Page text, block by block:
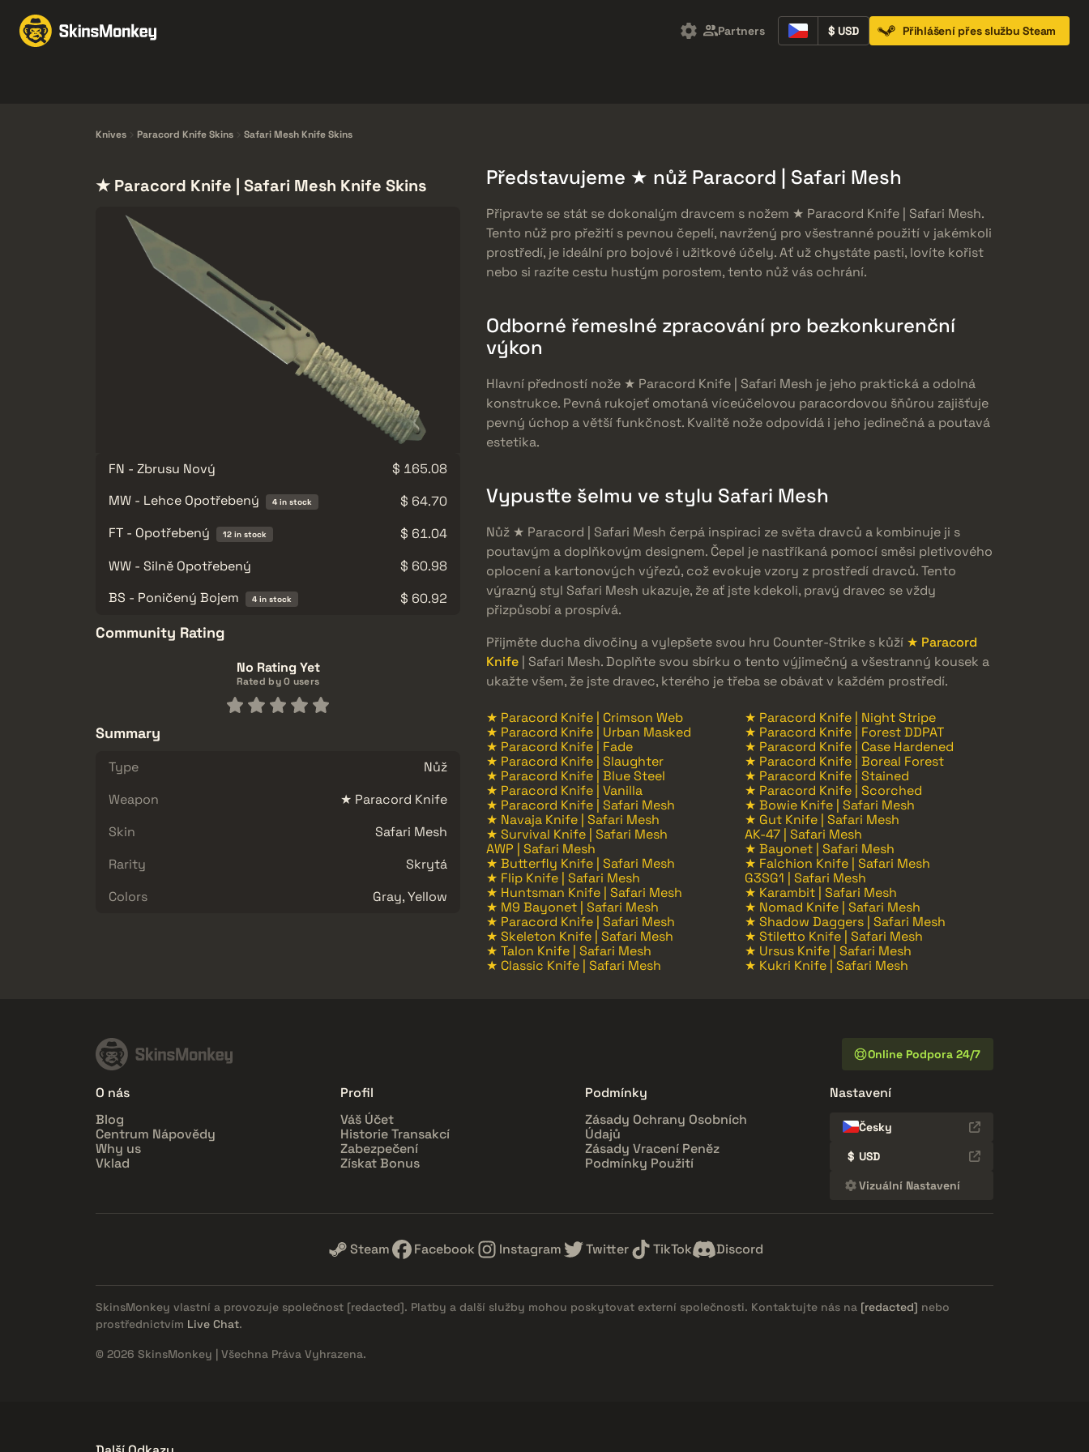
Více Partners $ USD Přihlášení přes službu Steam
Knives Paracord Knife Skins Safari Mesh Knife Skins
★ Paracord Knife | Safari Mesh Knife Skins
FN - Zbrusu Nový
$ 165.08
MW - Lehce Opotřebený
4 in stock
$ 64.70
FT - Opotřebený
12 in stock
$ 61.04
WW - Silně Opotřebený
$ 60.98
BS - Poničený Bojem
4 in stock $ 60.92
Community Rating
No Rating Yet
Rated by 0 users
Summary
Type
Nůž
Weapon
★ Paracord Knife
Skin
Safari Mesh
Rarity
Skrytá
Colors
Gray, Yellow
Představujeme ★ nůž Paracord | Safari Mesh
Připravte se stát se dokonalým dravcem s nožem ★ Paracord Knife | Safari Mesh.
Tento nůž pro přežití s pevnou čepelí, navržený pro všestranné použití v jakémkoli
prostředí, je ideální pro bojové i užitkové účely. Ať už chystáte pasti, lovíte kořist
nebo si razíte cestu hustým porostem, tento nůž vás ochrání.
Odborné řemeslné zpracování pro bezkonkurenční
výkon
Hlavní předností nože ★ Paracord Knife | Safari Mesh je jeho praktická a odolná
konstrukce. Pevná rukojeť omotaná víceúčelovou paracordovou šňůrou zajišťuje
pevný úchop a větší funkčnost. Kvalitě nože odpovídá i jeho jedinečná a poutavá
estetika.
Vypusťte šelmu ve stylu Safari Mesh
Nůž ★ Paracord | Safari Mesh čerpá inspiraci ze světa dravců a kombinuje ji s
poutavým a doplňkovým designem. Čepel je nastříkaná pomocí směsi pletivového
oplocení a kartonových výřezů, což evokuje vzory z prostředí dravců. Tento
výrazný styl Safari Mesh ukazuje, že ať jste kdekoli, pravý dravec se vždy
přizpůsobí a prospívá.
Přijměte ducha divočiny a vylepšete svou hru Counter-Strike s kůží ★ Paracord
Knife | Safari Mesh. Doplňte svou sbírku o tento výjimečný a všestranný kousek a
ukažte všem, že jste dravec, kterého je třeba se obávat v každém prostředí.
★ Paracord Knife | Crimson Web
★ Paracord Knife | Night Stripe
★ Paracord Knife | Urban Masked
★ Paracord Knife | Forest DDPAT
★ Paracord Knife | Fade
★ Paracord Knife | Case Hardened
★ Paracord Knife | Slaughter
★ Paracord Knife | Boreal Forest
★ Paracord Knife | Blue Steel
★ Paracord Knife | Stained
★ Paracord Knife | Vanilla
★ Paracord Knife | Scorched
★ Paracord Knife | Safari Mesh
★ Bowie Knife | Safari Mesh
★ Navaja Knife | Safari Mesh
★ Gut Knife | Safari Mesh
★ Survival Knife | Safari Mesh
AK-47 | Safari Mesh
AWP | Safari Mesh
★ Bayonet | Safari Mesh
★ Butterfly Knife | Safari Mesh
★ Falchion Knife | Safari Mesh
★ Flip Knife | Safari Mesh
G3SG1 | Safari Mesh
★ Huntsman Knife | Safari Mesh
★ Karambit | Safari Mesh
★ M9 Bayonet | Safari Mesh
★ Nomad Knife | Safari Mesh
★ Paracord Knife | Safari Mesh
★ Shadow Daggers | Safari Mesh
★ Skeleton Knife | Safari Mesh
★ Stiletto Knife | Safari Mesh
★ Talon Knife | Safari Mesh
★ Ursus Knife | Safari Mesh
★ Classic Knife | Safari Mesh
★ Kukri Knife | Safari Mesh
Online Podpora 24/7
O nás
Blog
Centrum Nápovědy
Why us
Vklad
Profil
Váš Účet
Historie Transakcí
Zabezpečení
Získat Bonus
Podmínky
Zásady Ochrany Osobních
Údajů
Zásady Vracení Peněz
Podmínky Použití
Nastavení
Česky
$ USD
Vizuální Nastavení
Steam Facebook Instagram Twitter TikTok Discord
SkinsMonkey vlastní a provozuje společnost [redacted]. Platby a další služby mohou poskytovat externí společnosti. Kontaktujte nás na [redacted] nebo
prostřednictvím Live Chat.
© 2026 SkinsMonkey | Všechna Práva Vyhrazena.